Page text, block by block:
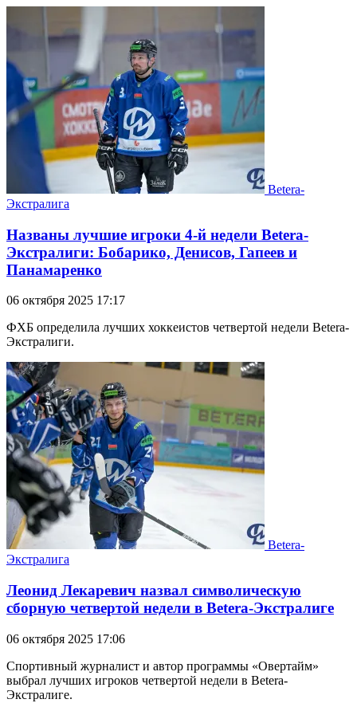
Betera-
Экстралига
Названы лучшие игроки 4-й недели Betera-
Экстралиги: Бобарико, Денисов, Гапеев и
Панамаренко
06 октября 2025 17:17
ФХБ определила лучших хоккеистов четвертой недели Betera-
Экстралиги.
Betera-
Экстралига
Леонид Лекаревич назвал символическую
сборную четвертой недели в Betera-Экстралиге
06 октября 2025 17:06
Спортивный журналист и автор программы «Овертайм»
выбрал лучших игроков четвертой недели в Betera-
Экстралиге.